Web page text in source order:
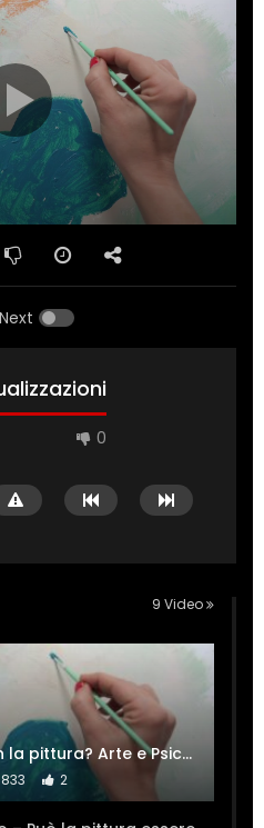
0
9 Video
Come si cura con la pittura? Arte e Psiche si incontrano.
833 2